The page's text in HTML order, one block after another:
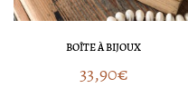
BOÎTE À BIJOUX
33,90€